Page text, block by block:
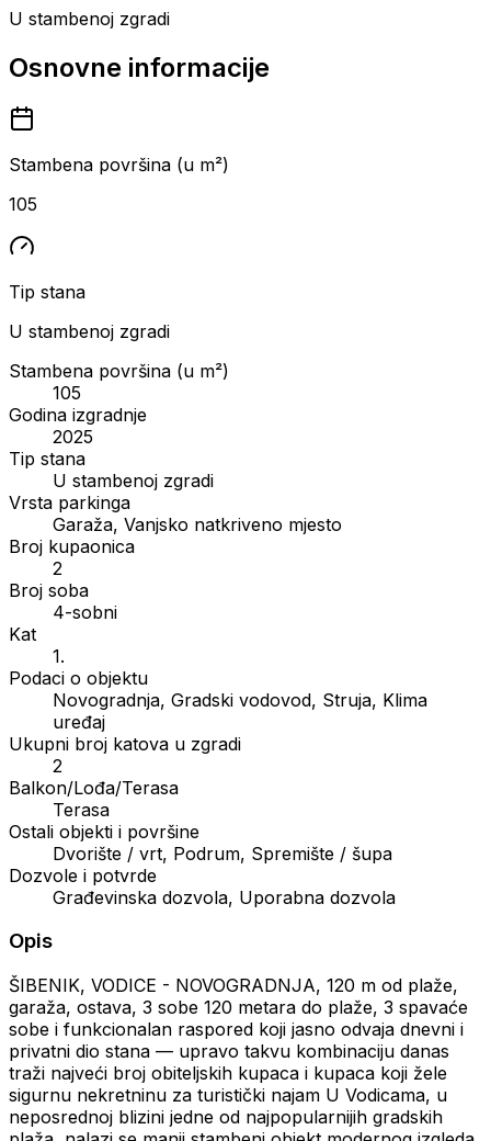
U stambenoj zgradi
Osnovne informacije
Stambena površina (u m²)
105
Tip stana
U stambenoj zgradi
Stambena površina (u m²)
105
Godina izgradnje
2025
Tip stana
U stambenoj zgradi
Vrsta parkinga
Garaža, Vanjsko natkriveno mjesto
Broj kupaonica
2
Broj soba
4-sobni
Kat
1.
Podaci o objektu
Novogradnja, Gradski vodovod, Struja, Klima
uređaj
Ukupni broj katova u zgradi
2
Balkon/Lođa/Terasa
Terasa
Ostali objekti i površine
Dvorište / vrt, Podrum, Spremište / šupa
Dozvole i potvrde
Građevinska dozvola, Uporabna dozvola
Opis
ŠIBENIK, VODICE - NOVOGRADNJA, 120 m od plaže,
garaža, ostava, 3 sobe 120 metara do plaže, 3 spavaće
sobe i funkcionalan raspored koji jasno odvaja dnevni i
privatni dio stana — upravo takvu kombinaciju danas
traži najveći broj obiteljskih kupaca i kupaca koji žele
sigurnu nekretninu za turistički najam U Vodicama, u
neposrednoj blizini jedne od najpopularnijih gradskih